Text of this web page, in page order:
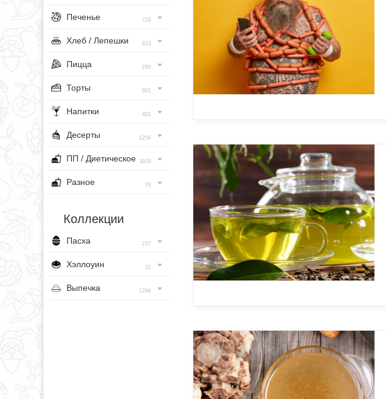
Печенье 728
Хлеб / Лепешки 433
Пицца 260
Торты 801
Напитки 491
Десерты 1256
ПП / Диетическое 3929
Разное 76
Коллекции
Пасха 237
Хэллоуин 31
Выпечка 1296